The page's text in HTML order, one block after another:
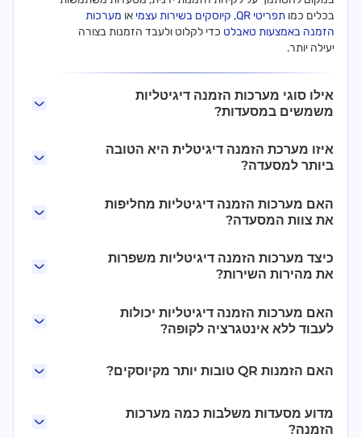
בכלים כמו תפריטי QR , קיוסקים בשירות עצמי או מערכות
הזמנה באמצעות טאבלט כדי לקלוט ולעבד הזמנות בצורה
יעילה יותר.
אילו סוגי מערכות הזמנה דיגיטליות
משמשים במסעדות?
איזו מערכת הזמנה דיגיטלית היא הטובה
ביותר למסעדה?
האם מערכות הזמנה דיגיטליות מחליפות
את צוות המסעדה?
כיצד מערכות הזמנה דיגיטליות משפרות
את מהירות השירות?
האם מערכות הזמנה דיגיטליות יכולות
לעבוד ללא אינטגרציה לקופה?
האם הזמנות QR טובות יותר מקיוסקים?
מדוע מסעדות משלבות כמה מערכות
הזמנה?